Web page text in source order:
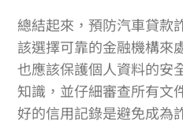
總結起來，預防汽車貸款
該選擇可靠的金融機構來
也應該保護個人資料的安
知識，並仔細審查所有文
好的信用記錄是避免成為